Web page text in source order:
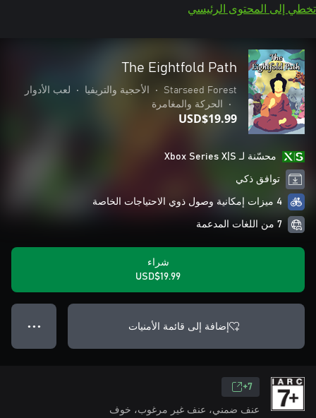
تخطي إلى المحتوى الرئيسي
The Eightfold Path
Starseed Forest
• الأحجية والتريفيا •
لعب الأدوار
•
الحركة والمغامرة
USD$19.99
محسّنة لـ Xbox Series X|S
توافق ذكي
4 ميزات إمكانية وصول ذوي الاحتياجات الخاصة
7 من اللغات المدعمة
شراء
USD$19.99
إضافة إلى قائمة الأمنيات ● ● ●
7+
عنف ضمني، عنف غير مرغوب، خوف